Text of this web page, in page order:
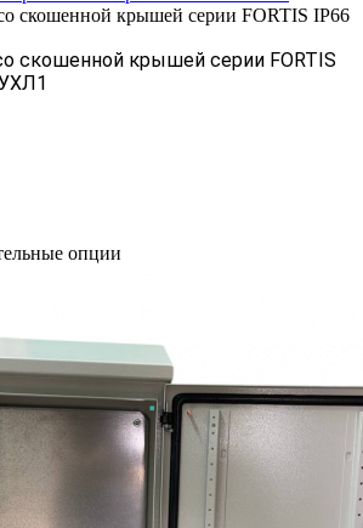
скошенной крышей серии FORTIS IP66
скошенной крышей серии FORTIS
опции